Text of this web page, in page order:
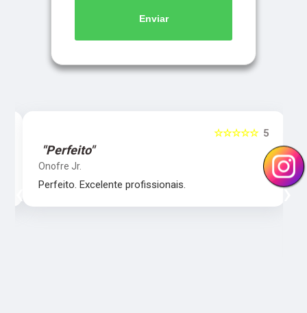
Enviar
5
☆☆☆☆☆
"Perfeito"
Onofre Jr.
Perfeito. Excelente profissionais.
‹ ›